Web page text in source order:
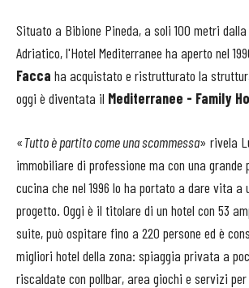
Situato a Bibione Pineda, a soli 100 metri
Adriatico, l'Hotel Mediterranee ha aperto nel
Facca ha acquistato e ristrutturato la
oggi è diventata il Mediterranee - Family
«Tutto è partito come una scommessa» rivela
immobiliare di professione ma con una grande
cucina che nel 1996 lo ha portato a dare vita a
progetto. Oggi è il titolare di un hotel con 53
suite, può ospitare fino a 220 persone ed è
migliori hotel della zona: spiaggia privata a
riscaldate con pollbar, area giochi e servizi